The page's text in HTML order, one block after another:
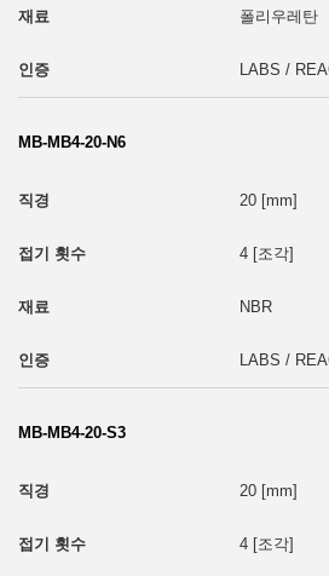
폴리우레탄
LABS /
MB-MB4-20-N6
20 [mm]
4 [조각]
NBR
LABS /
MB-MB4-20-S3
20 [mm]
4 [조각]